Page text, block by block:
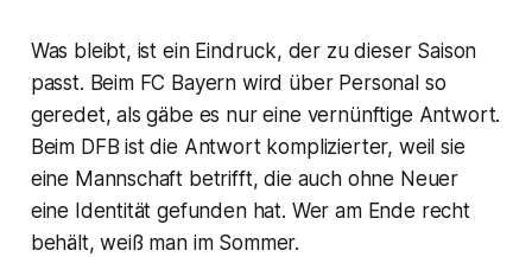
Was bleibt, ist ein Eindruck, der zu dieser Saison
passt. Beim FC Bayern wird über Personal so
geredet, als gäbe es nur eine vernünftige Antwort.
Beim DFB ist die Antwort komplizierter, weil sie
eine Mannschaft betrifft, die auch ohne Neuer
eine Identität gefunden hat. Wer am Ende recht
behält, weiß man im Sommer.